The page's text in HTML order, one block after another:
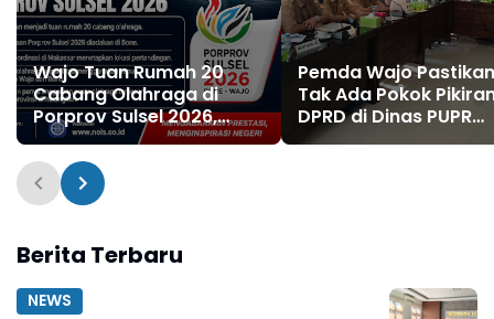
Wajo Tuan Rumah 20
Cabang Olahraga di
Porprov Sulsel 2026,
Bone Gelar Pembukaan
Pemda Wajo Pastikan
Tak Ada Pokok
DPRD di Dinas PUPR
Tahun Anggaran
Berita Terbaru
NEWS